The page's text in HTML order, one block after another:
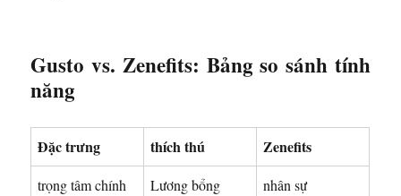
Gusto vs. Zenefits: Bảng so sánh tính
năng
Đặc trưng thích thú Zenefits
trọng tâm chính Lương bổng nhân sự